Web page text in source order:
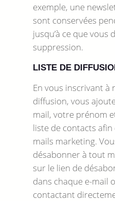
exemple, une
sont conservées
jusqu’à ce que vous
suppression.
LISTE DE
En vous inscrivant à
diffusion, vous
mail, votre prénom
liste de contacts
mails marketing.
désabonner à tout
sur le lien de
dans chaque e-mail
contactant